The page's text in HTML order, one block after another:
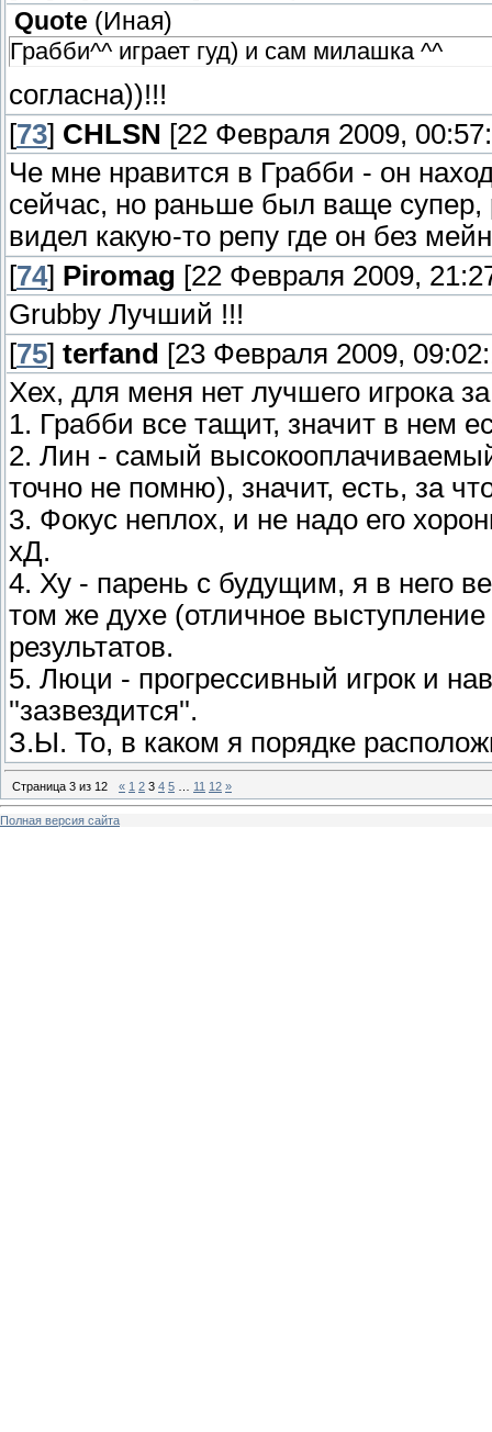
Quote (Иная)
Грабби^^ играет гуд) и сам милашка ^^
согласна))!!!
[73] CHLSN [22 Февраля 2009,
Че мне нравится в Грабби - он
сейчас, но раньше был ваще супер,
видел какую-то репу где он без
[74] Piromag [22 Февраля 2009,
Grubby Лучший !!!
[75] terfand [23 Февраля 2009,
Хех, для меня нет лучшего игрока
1. Грабби все тащит, значит в нем
2. Лин - самый
точно не помню), значит, есть, за
3. Фокус неплох, и не надо его
хД.
4. Ху - парень с будущим, я в него
том же духе (отличное
результатов.
5. Люци - прогрессивный игрок и
''зазвездится''.
З.Ы. То, в каком я порядке
Страница 3 из 12 « 1 2 3 4 5 11 12 »
Полная версия сайта